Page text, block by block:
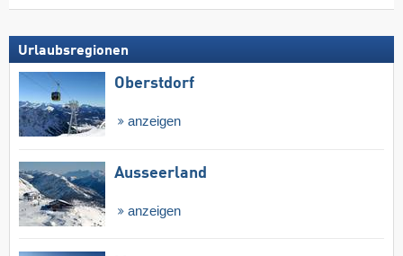
Urlaubsregionen
Oberstdorf
anzeigen
Ausseerland
anzeigen